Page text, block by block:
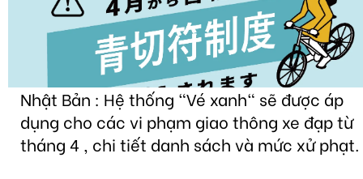
Nhật Bản : Hệ thống "Vé xanh" sẽ được áp
dụng cho các vi phạm giao thông xe đạp từ
tháng 4 , chi tiết danh sách và mức xử phạt.